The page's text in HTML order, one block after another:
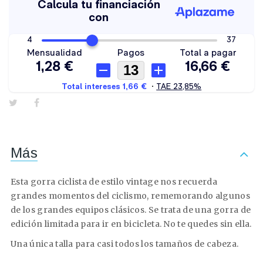
Más
Esta gorra ciclista de estilo vintage nos recuerda
grandes momentos del ciclismo, rememorando algunos
de los grandes equipos clásicos. Se trata de una gorra de
edición limitada para ir en bicicleta. No te quedes sin ella.
Una única talla para casi todos los tamaños de cabeza.